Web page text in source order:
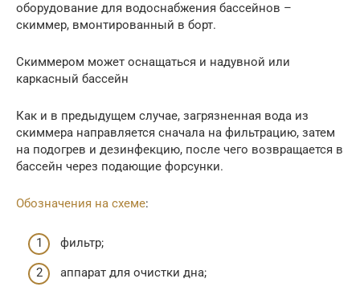
оборудование для водоснабжения бассейнов –
скиммер, вмонтированный в борт.
Скиммером может оснащаться и надувной или
каркасный бассейн
Как и в предыдущем случае, загрязненная вода из
скиммера направляется сначала на фильтрацию, затем
на подогрев и дезинфекцию, после чего возвращается в
бассейн через подающие форсунки.
Обозначения на схеме:
фильтр;
аппарат для очистки дна;